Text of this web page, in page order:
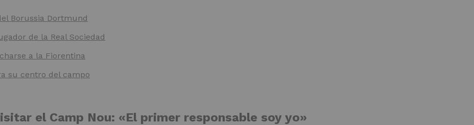
Borussia Dortmund
de la Real Sociedad
a la Fiorentina
su centro del campo
el Camp Nou: «El primer responsable soy yo»